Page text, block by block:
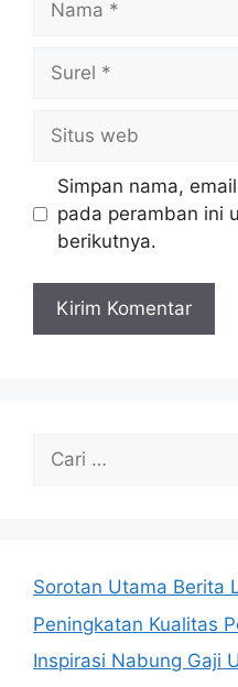
web
Simpan nama,
pada peramban ini
berikutnya.
Cari
Sorotan Utama Berita
Peningkatan Kualitas
Inspirasi Nabung Gaji